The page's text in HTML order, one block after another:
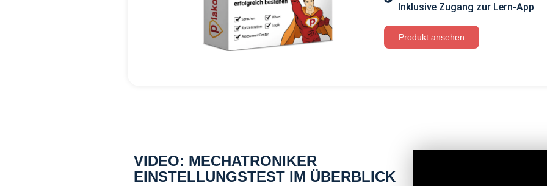
Inklusive Zugang zur Lern-App
Produkt ansehen
VIDEO: MECHATRONIKER
EINSTELLUNGSTEST IM ÜBERBLICK